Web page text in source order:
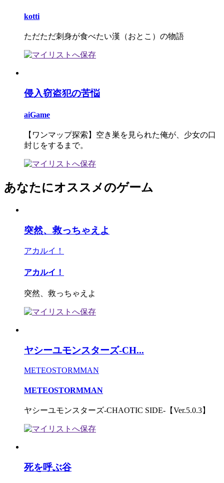
kotti
ただただ刺身が食べたい漢（おとこ）の物語
侵入窃盗犯の苦悩
aiGame
【ワンマップ探索】空き巣を見られた俺が、少女の口
封じをするまで。
あなたにオススメのゲーム
突然、救っちゃえよ
アカルイ！
アカルイ！
突然、救っちゃえよ
ヤシーユモンスターズ-CH...
METEOSTORMMAN
METEOSTORMMAN
ヤシーユモンスターズ-CHAOTIC SIDE-【Ver.5.0.3】
死を呼ぶ谷